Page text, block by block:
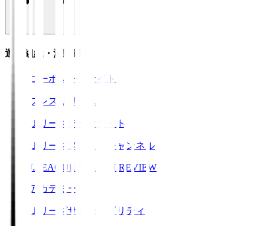
運営組織・活動紹介
コーポレートサイト
プレスリリース
Ｊリーグデータサイト
Ｊリーグメディアチャンネル
J.LEAGUE SEASON REVIEW
アカデミー
Ｊリーグサステナビリティ